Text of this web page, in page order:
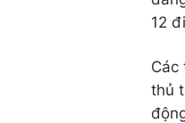
12
Các
thủ